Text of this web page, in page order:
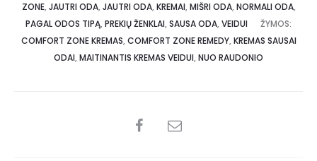
ZONE, JAUTRI ODA, JAUTRI ODA, KREMAI, MIŠRI ODA, NORMALI ODA,
PAGAL ODOS TIPĄ, PREKIŲ ŽENKLAI, SAUSA ODA, VEIDUI
ŽYMOS:
COMFORT ZONE KREMAS, COMFORT ZONE REMEDY, KREMAS SAUSAI
ODAI, MAITINANTIS KREMAS VEIDUI, NUO RAUDONIO